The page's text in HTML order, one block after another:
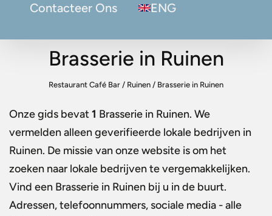
Contacteer Ons ENG
Brasserie in Ruinen
Restaurant Café Bar / Ruinen / Brasserie in Ruinen
Onze gids bevat1 Brasserie in Ruinen. We
vermelden alleen geverifieerde lokale bedrijven in
Ruinen. De missie van onze website is om het
zoeken naar lokale bedrijven te vergemakkelijken.
Vind een Brasserie in Ruinen bij u in de buurt.
Adressen, telefoonnummers, sociale media - alle